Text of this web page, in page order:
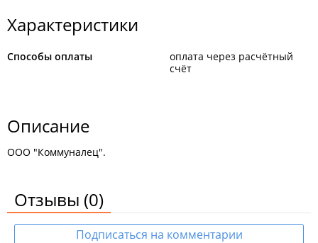
Характеристики
Способы оплаты
оплата через расчётный
счёт
Описание
ООО "Коммуналец".
Отзывы (0)
Подписаться на комментарии